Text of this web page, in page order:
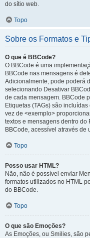
do sítio web.
Topo
Sobre os Formatos e
O que é BBCode?
O BBCode é uma
BBCode nas mensagens é
Adicionalmente, pode poderá
selecionando Desativar
de cada mensagem. BBCode
Etiquetas (TAGs) são
vez de <exemplo>
textos e mensagens dentro do
BBCode, acessível através
Topo
Posso usar HTML?
Não, não é possível enviar
formatos utilizados no HTML
do BBCode.
Topo
O que são Emoções?
As Emoções, ou Smilies, são